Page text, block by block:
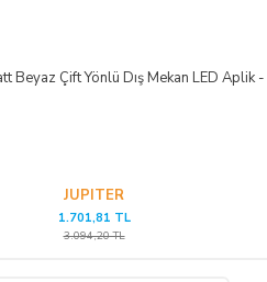
Beyaz Çift Yönlü Dış Mekan LED Aplik -
JUPITER
1.701,81 TL
3.094,20 TL